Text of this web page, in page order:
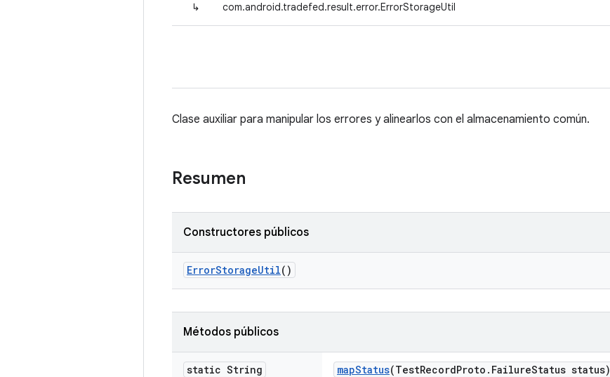
↳ com.android.tradefed.result.error.ErrorStorageUtil
Clase auxiliar para manipular los errores y alinearlos con el almacenamiento común.
Resumen
Constructores públicos
ErrorStorageUtil()
Métodos públicos
static String mapStatus(TestRecordProto . FailureStatus status)